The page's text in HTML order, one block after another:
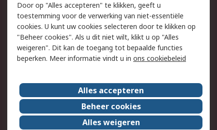
Cookiebeleid
Email veiligheid
Privacybeleid -
Bijgewerkt
Websitevoorwaarden
Algemene
verkoopvoorwaarden
Over RS
RS Group
Over ons
RS wereldwijd
Werken bij RS
Door op "Alles accepteren" te klikken, geeft u
toestemming voor de verwerking van niet-essentiële
cookies. U kunt uw cookies selecteren door te klikken op
"Beheer cookies". Als u dit niet wilt, klikt u op "Alles
weigeren". Dit kan de toegang tot bepaalde functies
beperken. Meer informatie vindt u in ons cookiebeleid
Alles accepteren
Beheer cookies
Alles weigeren